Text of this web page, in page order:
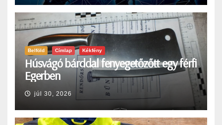
Belföld Címlap Kékfény
Húsvágó bárddal fenyegetőzőtt egy férfi
Egerben
júl 30, 2026